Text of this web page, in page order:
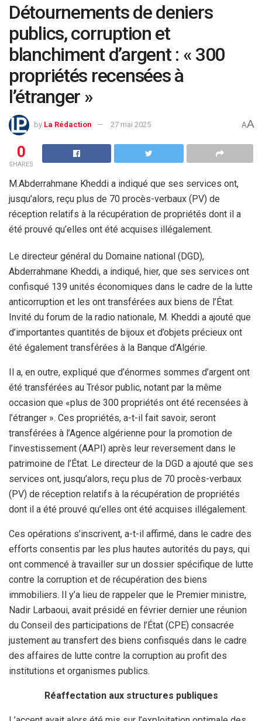
Détournements de deniers
publics, corruption et
blanchiment d’argent : « 300
propriétés recensées à
l’étranger »
by La Rédaction 27 mai 2025 AA
0
SHARES
M.Abderrahmane Kheddi a indiqué que ses services ont,
jusqu’alors, reçu plus de 70 procès-verbaux (PV) de
réception relatifs à la récupération de propriétés dont il a
été prouvé qu’elles ont été acquises illégalement.
Le directeur général du Domaine national (DGD),
Abderrahmane Kheddi, a indiqué, hier, que ses services ont
confisqué 139 unités économiques dans le cadre de la lutte
anticorruption et les ont transférées aux biens de l’État.
Invité du forum de la radio nationale, M. Kheddi a ajouté que
d’importantes quantités de bijoux et d’objets précieux ont
été également transférées à la Banque d’Algérie.
Il a, en outre, expliqué que d’énormes sommes d’argent ont
été transférées au Trésor public, notant par la même
occasion que «plus de 300 propriétés ont été recensées à
l’étranger ». Ces propriétés, a-t-il fait savoir, seront
transférées à l’Agence algérienne pour la promotion de
l’investissement (AAPI) après leur reversement dans le
patrimoine de l’État. Le directeur de la DGD a ajouté que ses
services ont, jusqu’alors, reçu plus de 70 procès-verbaux
(PV) de réception relatifs à la récupération de propriétés
dont il a été prouvé qu’elles ont été acquises illégalement.
Ces opérations s’inscrivent, a-t-il affirmé, dans le cadre des
efforts consentis par les plus hautes autorités du pays, qui
ont commencé à travailler sur un dossier spécifique de lutte
contre la corruption et de récupération des biens
immobiliers. Il y’a lieu de rappeler que le Premier ministre,
Nadir Larbaoui, avait présidé en février dernier une réunion
du Conseil des participations de l’État (CPE) consacrée
justement au transfert des biens confisqués dans le cadre
des affaires de lutte contre la corruption au profit des
institutions et organismes publics.
Réaffectation aux structures publiques